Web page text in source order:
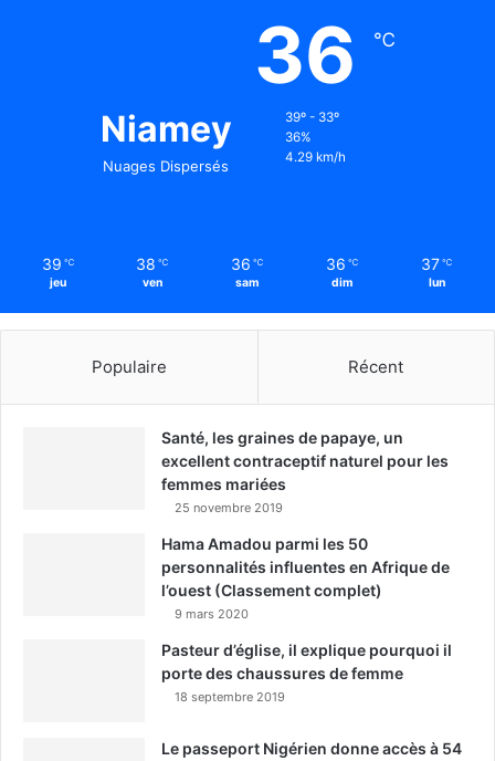
Niamey
Nuages Dispersés
36 ℃
39º - 33º
36%
4.29 km/h
39 ℃
jeu
38 ℃
ven
36 ℃
sam
36 ℃
dim
37 ℃
lun
Populaire Récent
Santé, les graines de papaye, un
excellent contraceptif naturel pour les
femmes mariées
25 novembre 2019
Hama Amadou parmi les 50
personnalités influentes en Afrique de
l’ouest (Classement complet)
9 mars 2020
Pasteur d’église, il explique pourquoi il
porte des chaussures de femme
18 septembre 2019
Le passeport Nigérien donne accès à 54